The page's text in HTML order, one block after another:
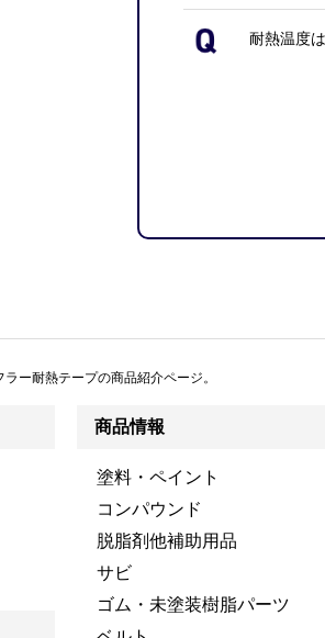
耐熱温度
ラー耐熱テープの商品紹介ページ。
商品情報
塗料・ペイント
コンパウンド
脱脂剤他補助用品
サビ
ゴム・未塗装樹脂パーツ